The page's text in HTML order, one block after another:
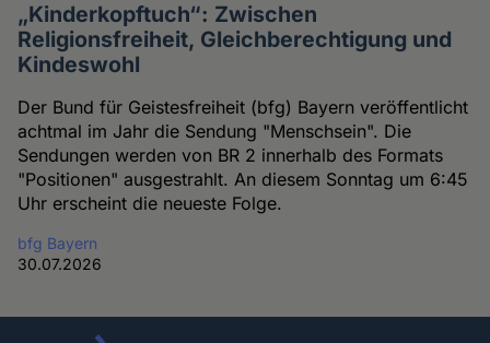
„Kinderkopftuch“: Zwischen
Religionsfreiheit, Gleichberechtigung und
Kindeswohl
Der Bund für Geistesfreiheit (bfg) Bayern veröffentlicht
achtmal im Jahr die Sendung "Menschsein". Die
Sendungen werden von BR 2 innerhalb des Formats
"Positionen" ausgestrahlt. An diesem Sonntag um 6:45
Uhr erscheint die neueste Folge.
bfg Bayern
30.07.2026